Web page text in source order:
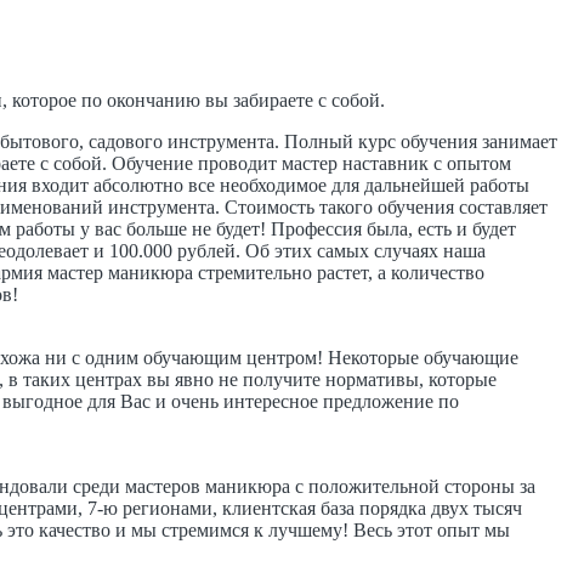
по окончанию вы забираете с собой.
садового инструмента. Полный курс обучения занимает
с собой. Обучение проводит мастер наставник с опытом
входит абсолютно все необходимое для дальнейшей работы
инструмента. Стоимость такого обучения составляет
у вас больше не будет! Профессия была, есть и будет
и 100.000 рублей. Об этих самых случаях наша
мастер маникюра стремительно растет, а количество
ни с одним обучающим центром! Некоторые обучающие
центрах вы явно не получите нормативы, которые
для Вас и очень интересное предложение по
среди мастеров маникюра с положительной стороны за
7-ю регионами, клиентская база порядка двух тысяч
качество и мы стремимся к лучшему! Весь этот опыт мы